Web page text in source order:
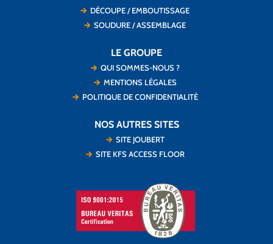
DÉCOUPE / EMBOUTISSAGE
SOUDURE / ASSEMBLAGE
LE GROUPE
QUI SOMMES-NOUS ?
MENTIONS LÉGALES
POLITIQUE DE CONFIDENTIALITÉ
NOS AUTRES SITES
SITE JOUBERT
SITE KFS ACCESS FLOOR